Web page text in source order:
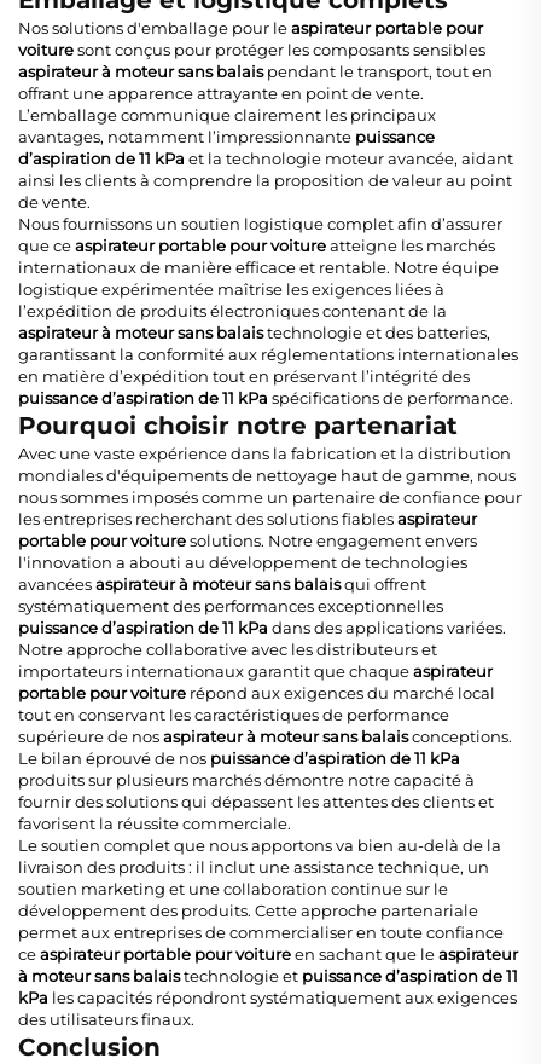
Nos solutions d'emballage pour leaspirateur portable pour
voituresont conçus pour protéger les composants sensibles
aspirateur à moteur sans balaispendant le transport, tout en
offrant une apparence attrayante en point de vente.
L’emballage communique clairement les principaux
avantages, notamment l’impressionnante puissance
d’aspiration de 11 kPa et la technologie moteur avancée, aidant
ainsi les clients à comprendre la proposition de valeur au point
de vente.
Nous fournissons un soutien logistique complet afin d’assurer
que ceaspirateur portable pour voitureatteigne les marchés
internationaux de manière efficace et rentable. Notre équipe
logistique expérimentée maîtrise les exigences liées à
l’expédition de produits électroniques contenant de la
aspirateur à moteur sans balaistechnologie et des batteries,
garantissant la conformité aux réglementations internationales
en matière d’expédition tout en préservant l’intégrité des
puissance d’aspiration de 11 kPa spécifications de performance.
Pourquoi choisir notre partenariat
Avec une vaste expérience dans la fabrication et la distribution
mondiales d'équipements de nettoyage haut de gamme, nous
nous sommes imposés comme un partenaire de confiance pour
les entreprises recherchant des solutions fiablesaspirateur
portable pour voituresolutions. Notre engagement envers
l'innovation a abouti au développement de technologies
avancéesaspirateur à moteur sans balaisqui offrent
systématiquement des performances exceptionnelles
puissance d’aspiration de 11 kPa dans des applications variées.
Notre approche collaborative avec les distributeurs et
importateurs internationaux garantit que chaqueaspirateur
portable pour voiture répond aux exigences du marché local
tout en conservant les caractéristiques de performance
supérieure de nosaspirateur à moteur sans balaisconceptions.
Le bilan éprouvé de nos puissance d’aspiration de 11 kPa
produits sur plusieurs marchés démontre notre capacité à
fournir des solutions qui dépassent les attentes des clients et
favorisent la réussite commerciale.
Le soutien complet que nous apportons va bien au-delà de la
livraison des produits : il inclut une assistance technique, un
soutien marketing et une collaboration continue sur le
développement des produits. Cette approche partenariale
permet aux entreprises de commercialiser en toute confiance
ceaspirateur portable pour voitureen sachant que leaspirateur
à moteur sans balaistechnologie et puissance d’aspiration de 11
kPa les capacités répondront systématiquement aux exigences
des utilisateurs finaux.
Conclusion